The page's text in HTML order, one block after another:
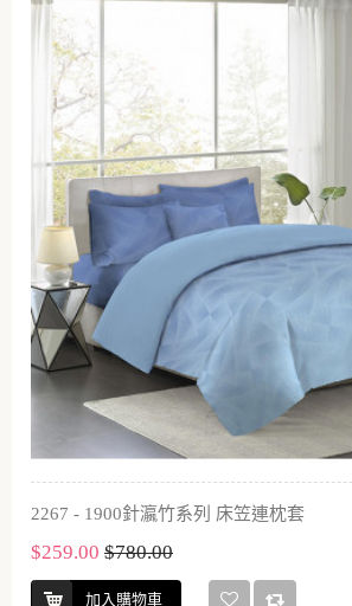
2267 - 1900針瀛竹系列 床笠連枕套
$259.00 $780.00
加入購物車